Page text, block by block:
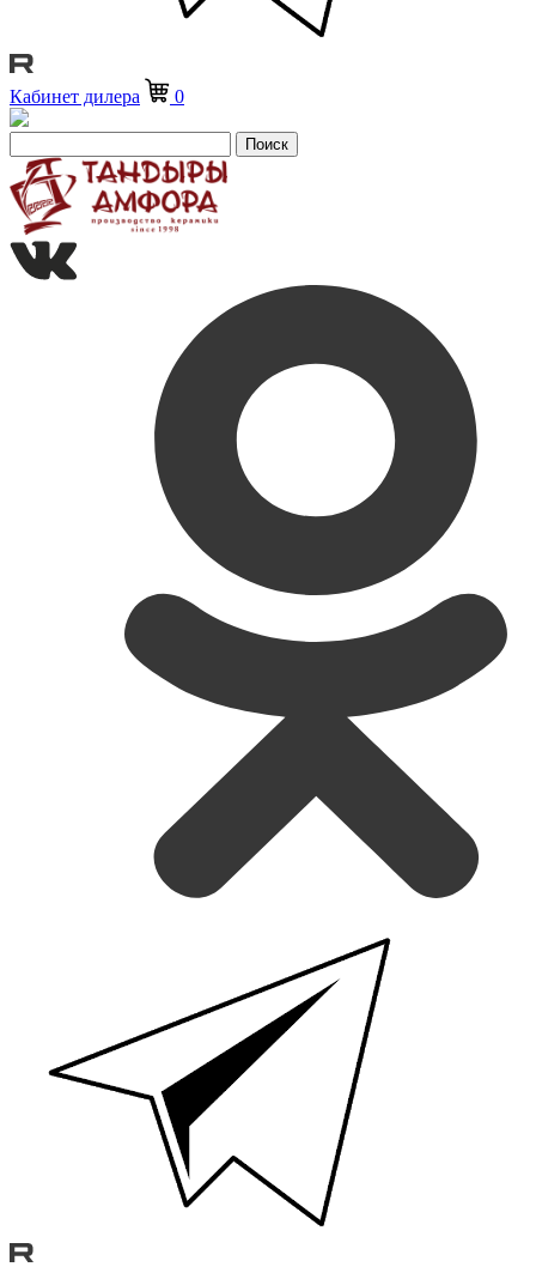
Кабинет дилера 0
Поиск